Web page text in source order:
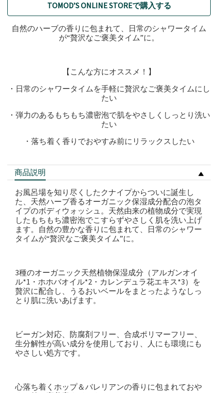
TOMOD’S ONLINE STOREで購入する
自然のハーブの香りに包まれて、日常のシャワータイム
が“贅沢なご褒美タイム”に。
【こんな方にオススメ！】
・日常のシャワータイムを手軽に贅沢なご褒美タイムにし
たい
・弾力のあるもちもち濃密泡で肌をやさしくしっとり洗い
たい
・落ち着く香りでおやすみ前にリラックスしたい
商品説明
お風呂場を知り尽くしたクナイプからついに誕生し
た、天然ハーブ香るオーガニック保湿成分配合の泡タ
イプのボディウォッシュ。天然由来の植物成分で実現
したもちもち濃密泡でこすらずやさしく肌を洗い上げ
ます。自然の豊かな香りに包まれて、日常のシャワー
タイムが“贅沢なご褒美タイム”に。
3種のオーガニック天然植物保湿成分（アルガンオイ
ル*1・ホホバオイル*2・カレンデュラ花エキス*3）を
贅沢に配合し、うるおいベールをまとったようなしっ
とり肌に洗いあげます。
ビーガン対応、防腐剤フリー、合成ポリマーフリー、
生分解性が高い成分を使用しており、人にも環境にも
やさしい処方です。
心落ち着くホップ＆バレリアンの香りに包まれておや